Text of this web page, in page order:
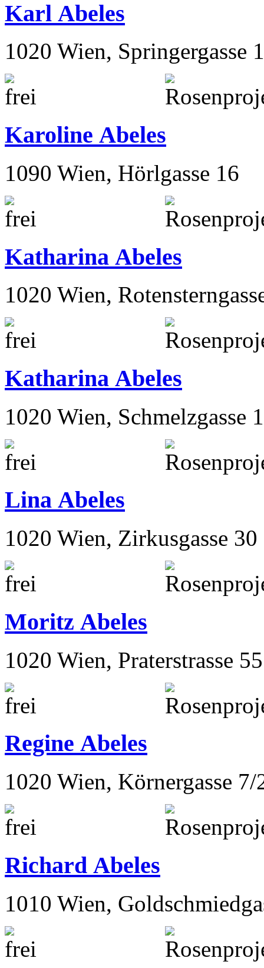
Karl Abeles
1020 Wien, Springergasse
Karoline Abeles
1090 Wien, Hörlgasse 16
Katharina Abeles
1020 Wien,
Katharina Abeles
1020 Wien, Schmelzgasse
Lina Abeles
1020 Wien, Zirkusgasse 30
Moritz Abeles
1020 Wien, Praterstrasse 55
Regine Abeles
1020 Wien, Körnergasse 7/
Richard Abeles
1010 Wien,